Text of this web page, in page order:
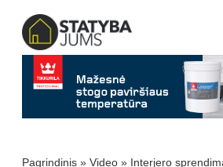
Pagrindinis » Video » Interjero